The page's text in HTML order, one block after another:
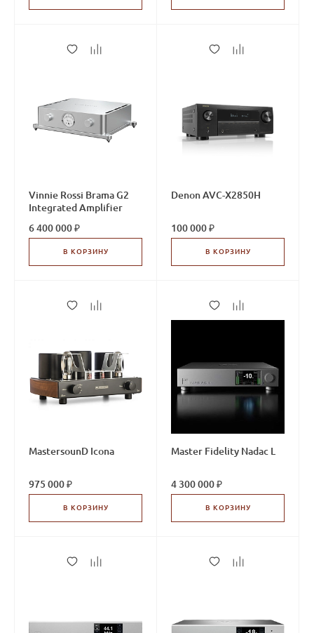
Vinnie Rossi Brama G2
Integrated Amplifier
6 400 000 ₽
В КОРЗИНУ
Denon AVC-X2850H
100 000 ₽
В КОРЗИНУ
MastersounD Icona
975 000 ₽
В КОРЗИНУ
Master Fidelity Nadac L
4 300 000 ₽
В КОРЗИНУ